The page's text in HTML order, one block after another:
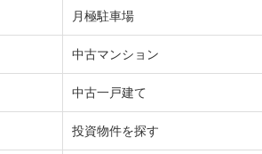
月極駐車場
中古マンション
中古一戸建て
投資物件を探す